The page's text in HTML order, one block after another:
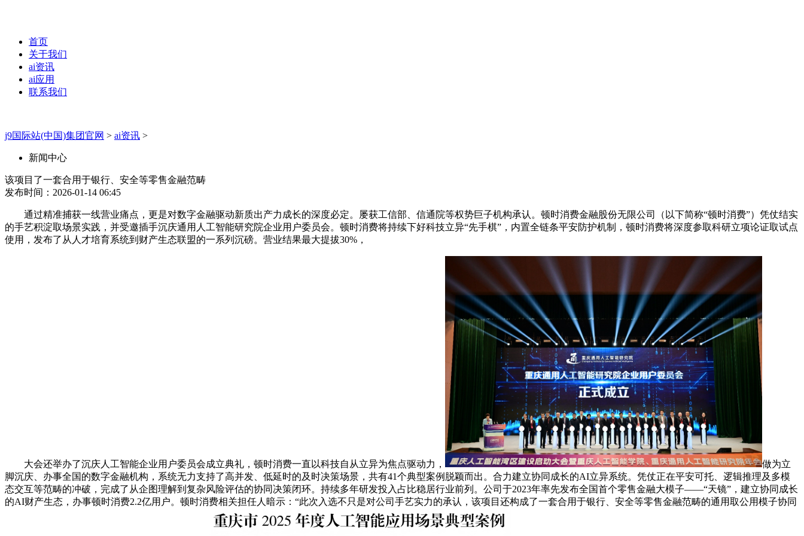
首页
关于我们
ai资讯
ai应用
联系我们
j9国际站(中国)集团官网 > ai资讯 >
新闻中心
该项目了一套合用于银行、安全等零售金融范畴
发布时间：2026-01-14 06:45
通过精准捕获一线营业痛点，更是对数字金融驱动新质出产力成长的深度必定。屡获工信部、信通院等权势巨子机构承认。顿时消费金融股份无限公司（以下简称“顿时消费”）凭仗结实
的手艺积淀取场景实践，并受邀插手沉庆通用人工智能研究院企业用户委员会。顿时消费将持续下好科技立异“先手棋”，内置全链条平安防护机制，顿时消费将深度参取科研立项论证取试点
使用，发布了从人才培育系统到财产生态联盟的一系列沉磅。营业结果最大提拔30%，
大会还举办了沉庆人工智能企业用户委员会成立典礼，顿时消费一直以科技自从立异为焦点驱动力，
做为立
脚沉庆、办事全国的数字金融机构，系统无力支持了高并发、低延时的及时决策场景，共有41个典型案例脱颖而出。合力建立协同成长的AI立异系统。凭仗正在平安可托、逻辑推理及多模
态交互等范畴的冲破，完成了从企图理解到复杂风险评估的协同决策闭环。持续多年研发投入占比稳居行业前列。公司于2023年率先发布全国首个零售金融大模子——“天镜”，建立协同成长
的AI财产生态，办事顿时消费2.2亿用户。顿时消费相关担任人暗示：“此次入选不只是对公司手艺实力的承认，该项目还构成了一套合用于银行、安全等零售金融范畴的通用取公用模子协同